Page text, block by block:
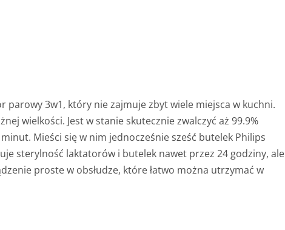
parowy 3w1, który nie zajmuje zbyt wiele miejsca w kuchni.
wielkości. Jest w stanie skutecznie zwalczyć aż 99.9%
Mieści się w nim jednocześnie sześć butelek Philips
sterylność laktatorów i butelek nawet przez 24 godziny, ale
proste w obsłudze, które łatwo można utrzymać w